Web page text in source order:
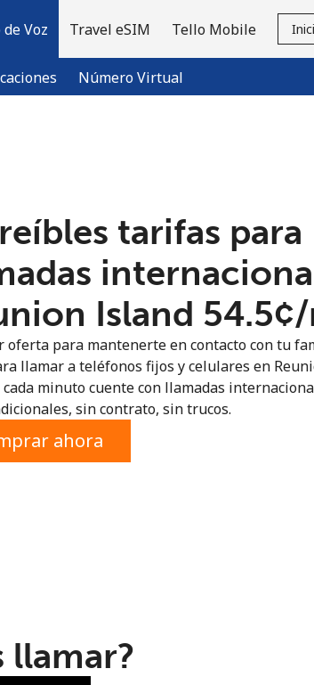
Voz
Número Virtual
Travel eSIM Tello Mobile
→
tarifas para
Island
oferta para mantenerte en contacto con tu
llamar a teléfonos fijos y celulares en
cada minuto cuente con llamadas
sin contrato, sin trucos.
ahora
llamar?